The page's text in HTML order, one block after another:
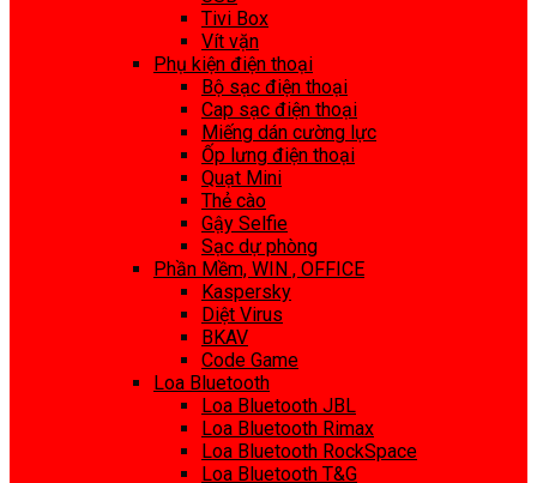
Tivi Box
Vít vặn
Phụ kiện điện thoại
Bộ sạc điện thoại
Cap sạc điện thoại
Miếng dán cường lực
Ốp lưng điện thoại
Quạt Mini
Thẻ cào
Gậy Selfie
Sạc dự phòng
Phần Mềm, WIN , OFFICE
Kaspersky
Diệt Virus
BKAV
Code Game
Loa Bluetooth
Loa Bluetooth JBL
Loa Bluetooth Rimax
Loa Bluetooth RockSpace
Loa Bluetooth T&G